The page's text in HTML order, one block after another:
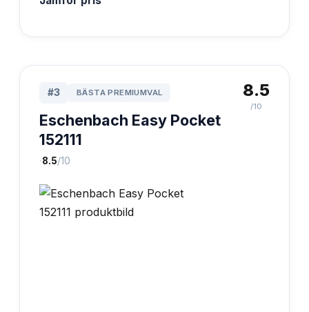
#3 BÄSTA PREMIUMVAL
Eschenbach Easy Pocket
152111
·8.5/10
8.5
/10